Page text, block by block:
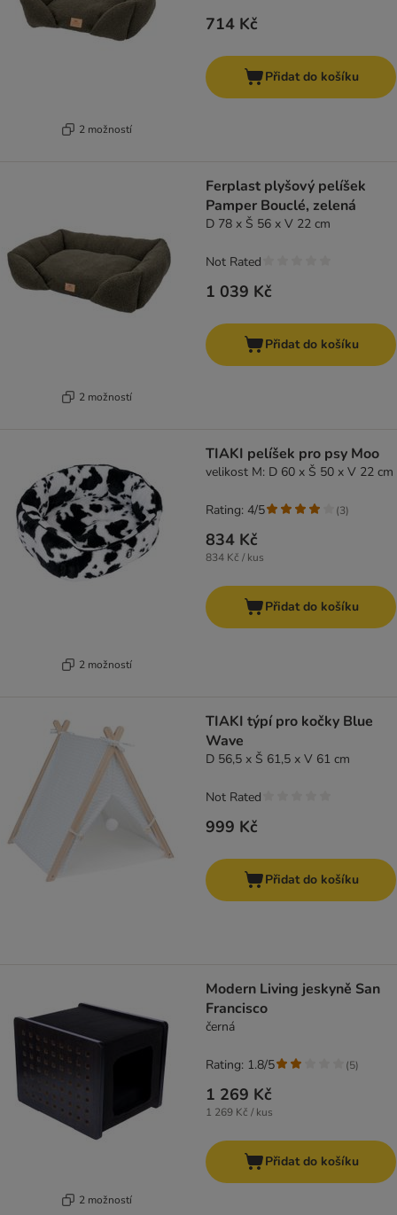
2 možností
714 Kč
Přidat do košíku
2 možností
Ferplast plyšový pelíšek
Pamper Bouclé, zelená
D 78 x Š 56 x V 22 cm
1 039 Kč
Not Rated
Přidat do košíku
2 možností
TIAKI pelíšek pro psy Moo
velikost M: D 60 x Š 50 x V 22 cm
834 Kč
834 Kč / kus
Rating: 4/5 (3)
Přidat do košíku
TIAKI týpí pro kočky Blue
Wave
D 56,5 x Š 61,5 x V 61 cm
999 Kč
Not Rated
Přidat do košíku
2 možností
Modern Living jeskyně San
Francisco
černá
1 269 Kč
1 269 Kč / kus
Rating: 1.8/5 (5)
Přidat do košíku